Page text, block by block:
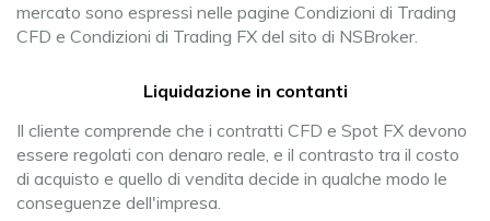
mercato sono espressi nelle pagine Condizioni di Trading
CFD e Condizioni di Trading FX del sito di NSBroker.
Liquidazione in contanti
Il cliente comprende che i contratti CFD e Spot FX devono
essere regolati con denaro reale, e il contrasto tra il costo
di acquisto e quello di vendita decide in qualche modo le
conseguenze dell'impresa.